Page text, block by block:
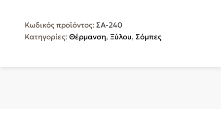
15.5kW
Γκρι
Κωδικός προϊόντος: ΣΑ-240
Κατηγορίες: Θέρμανση, Ξύλου, Σόμπες